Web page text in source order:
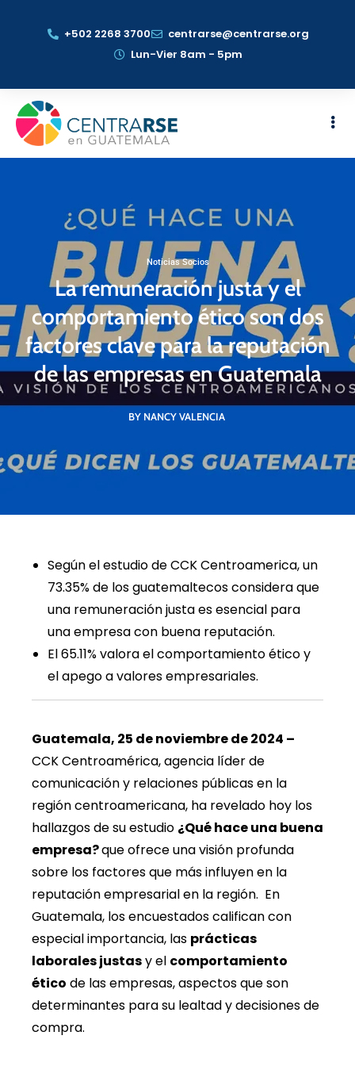
+502 2268 3700
centrarse@centrarse.org
Lun-Vier 8am - 5pm
Noticias Socios
La remuneración justa y el
comportamiento ético son dos
factores clave para la reputación
de las empresas en Guatemala
BY NANCY VALENCIA
Según el estudio de CCK Centroamerica, un
73.35% de los guatemaltecos considera que
una remuneración justa es esencial para
una empresa con buena reputación.
El 65.11% valora el comportamiento ético y
el apego a valores empresariales.
Guatemala, 25 de noviembre de 2024 –
CCK Centroamérica, agencia líder de
comunicación y relaciones públicas en la
región centroamericana, ha revelado hoy los
hallazgos de su estudio ¿Qué hace una buena
empresa?que ofrece una visión profunda
sobre los factores que más influyen en la
reputación empresarial en la región. En
Guatemala, los encuestados califican con
especial importancia, las prácticas
laborales justasy el comportamiento
ético de las empresas, aspectos que son
determinantes para su lealtad y decisiones de
compra.